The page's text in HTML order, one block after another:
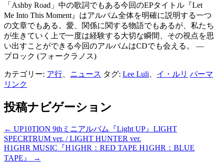
「Ashby Road」中の歌詞でもある今回のEPタイトル『Let
Me Into This Moment』はアルバム全体を明確に説明する一つ
の文章でもある。愛、関係に関する物語でもあるが、私たち
が生きていく上で一度は経験する大切な瞬間、その視点を思
い出すことができる今回のアルバムはCDでも会える。 —
ブロック (フォークラノス)
カテゴリー: ア行 ニュース タグ: Lee Luli イ・ルリ パーマ
リンク
投稿ナビゲーション
← UP10TION 9thミニアルバム『Light UP』LIGHT
SPECRTRUM ver. / LIGHT HUNTER ver.
H1GHR MUSIC『H1GHR：RED TAPE H1GHR：BLUE
TAPE』
→